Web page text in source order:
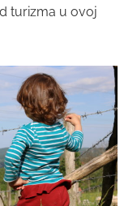
turizma u ovoj